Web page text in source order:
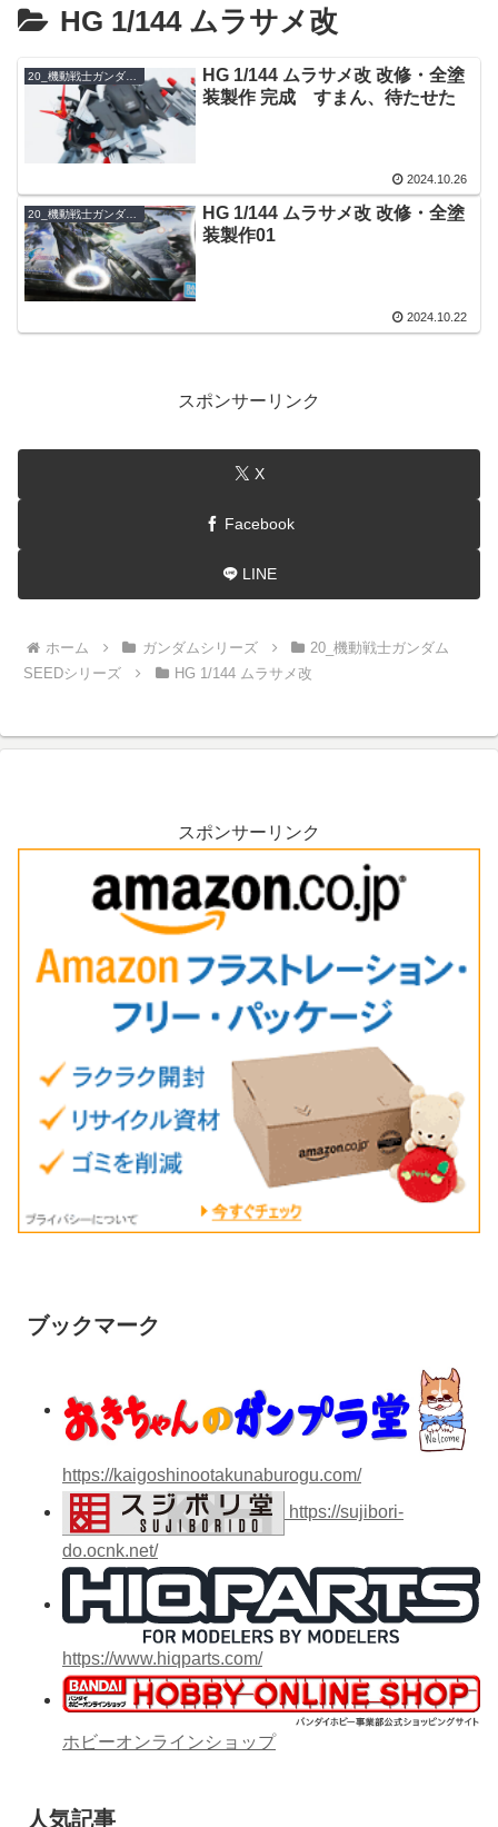
HG 1/144 ムラサメ改
HG 1/144 ムラサメ改 改修・全塗
装製作 完成 すまん、待たせた
2024.10.26
HG 1/144 ムラサメ改 改修・全塗
装製作01
2024.10.22
スポンサーリンク
X
Facebook
LINE
ホーム ガンダムシリーズ
20_機動戦士ガンダム
SEEDシリーズ
HG 1/144 ムラサメ改
スポンサーリンク
ブックマーク
https://kaigoshinootakunaburogu.com/
https://sujibori-
do.ocnk.net/
https://www.hiqparts.com/
ホビーオンラインショップ
人気記事